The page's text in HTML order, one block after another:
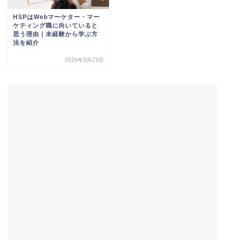
HSPはWebマーケター・マー
ケティング職に向いていると
思う理由｜未経験から学ぶ方
法を紹介
2026年5月23日